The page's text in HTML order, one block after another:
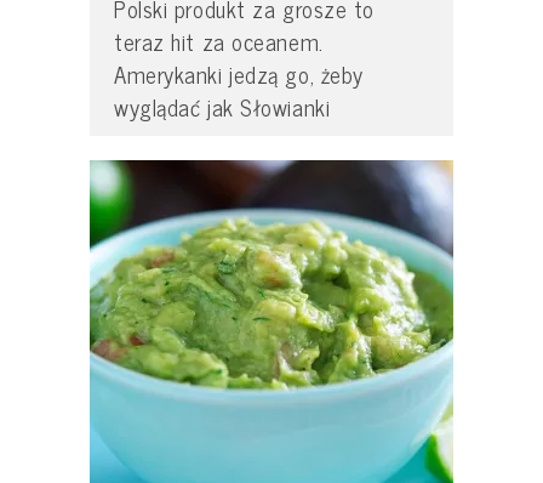
Polski produkt za grosze to
teraz hit za oceanem.
Amerykanki jedzą go, żeby
wyglądać jak Słowianki